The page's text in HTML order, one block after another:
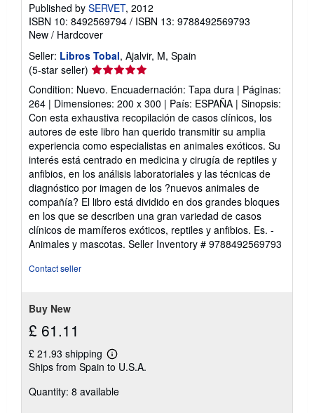
a
s
Published by SERVET, 2012
ISBN 10: 8492569794 / ISBN 13: 9788492569793
New / Hardcover
Seller: Libros Tobal, Ajalvir, M, Spain
(5-star seller) Seller
rating
5
out
of
5
stars
Condition: Nuevo. Encuadernación: Tapa dura | Páginas:
264 | Dimensiones: 200 x 300 | País: ESPAÑA | Sinopsis:
Con esta exhaustiva recopilación de casos clínicos, los
autores de este libro han querido transmitir su amplia
experiencia como especialistas en animales exóticos. Su
interés está centrado en medicina y cirugía de reptiles y
anfibios, en los análisis laboratoriales y las técnicas de
diagnóstico por imagen de los ?nuevos animales de
compañía? El libro está dividido en dos grandes bloques
en los que se describen una gran variedad de casos
clínicos de mamíferos exóticos, reptiles y anfibios. Es. -
Animales y mascotas. Seller Inventory # 9788492569793
Contact seller
Buy New
£ 61.11
£ 21.93 shipping
Learn
more
shipping
Ships from Spain to U.S.A.
Quantity: 8 available